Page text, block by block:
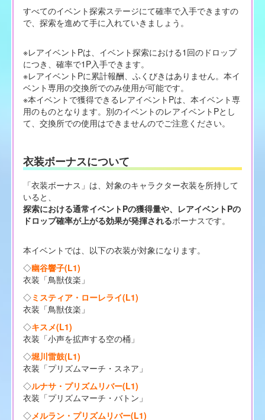
すべてのイベント探索ステージにて確率で入手できますの
で、探索を進めて手に入れていきましょう。
※レアイベントPは、イベント探索における1回のドロップ
につき、確率で1P入手できます。
※レアイベントPに累計報酬、ふくびきはありません。本イ
ベント専用の交換所でのみ使用が可能です。
※本イベントで獲得できるレアイベントPは、本イベント専
用のものとなります。別のイベントのレアイベントPとし
て、交換所での使用はできませんのでご注意ください。
衣装ボーナスについて
「衣装ボーナス」は、対象のキャラクター衣装を所持して
いると、
探索における通常イベントPの獲得量や、レアイベントPの
ドロップ確率が上がる効果が発揮されるボーナスです。
本イベントでは、以下の衣装が対象になります。
◇幽谷響子(L1)
衣装「鳥獣伎楽」
◇ミスティア・ローレライ(L1)
衣装「鳥獣伎楽」
◇キスメ(L1)
衣装「小声を拡声する空の桶」
◇堀川雷鼓(L1)
衣装「プリズムマーチ・スネア」
◇ルナサ・プリズムリバー(L1)
衣装「プリズムマーチ・バトン」
◇メルラン・プリズムリバー(L1)